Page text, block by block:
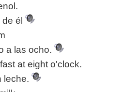
de él
a las ocho.
at eight o'clock.
leche.